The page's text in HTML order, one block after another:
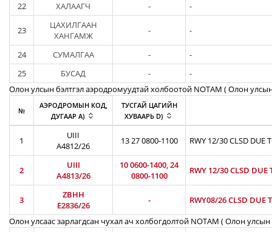
22
ХАЛААГЧ - -
23
ЦАХИЛГААН
ХАНГАМЖ
- -
24 СУМАЛГАА -
-
25
БУСАД -
-
Олон улсын бэлтгэл аэродромуудтай холбоотой NOTAM ( Oлон
№
АЭРОДРОМЫН КОД,
ДУГААР A)
ТУСГАЙ ЦАГИЙН
ХУВААРЬ D)
1
UIII
A4812/26
13 27 0800-1100 RWY 12/30 CLSD DUE
2
UIII
A4813/26
10 0600-1400, 24
0800-1100
RWY 12/30 CLSD DUE
3
ZBHH
E2836/26
-
RWY08/26 CLSD DUE
Олон улсаас зарлагдсан чухал ач холбогдолтой NOTAM ( Олон улсын